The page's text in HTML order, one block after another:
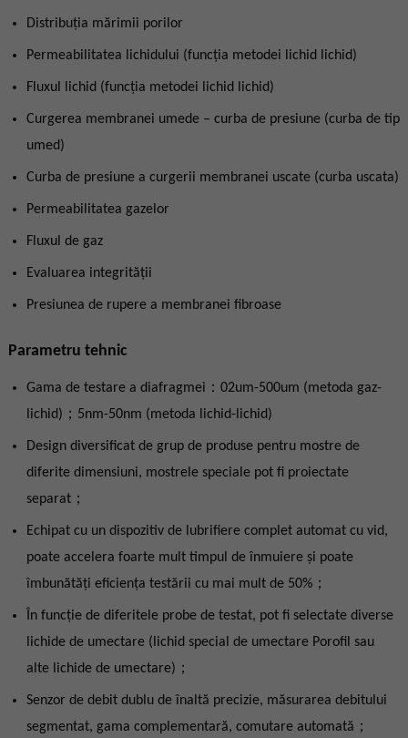
Distribuția mărimii porilor
Permeabilitatea lichidului (funcția metodei lichid lichid)
Fluxul lichid (funcția metodei lichid lichid)
Curgerea membranei umede – curba de presiune (curba de tip
umed)
Curba de presiune a curgerii membranei uscate (curba uscata)
Permeabilitatea gazelor
Fluxul de gaz
Evaluarea integrității
Presiunea de rupere a membranei fibroase
Parametru tehnic
Gama de testare a diafragmei：02um-500um (metoda gaz-
lichid)；5nm-50nm (metoda lichid-lichid)
Design diversificat de grup de produse pentru mostre de
diferite dimensiuni, mostrele speciale pot fi proiectate
separat；
Echipat cu un dispozitiv de lubrifiere complet automat cu vid,
poate accelera foarte mult timpul de înmuiere și poate
îmbunătăți eficiența testării cu mai mult de 50%；
În funcție de diferitele probe de testat, pot fi selectate diverse
lichide de umectare (lichid special de umectare Porofil sau
alte lichide de umectare)；
Senzor de debit dublu de înaltă precizie, măsurarea debitului
segmentat, gama complementară, comutare automată；